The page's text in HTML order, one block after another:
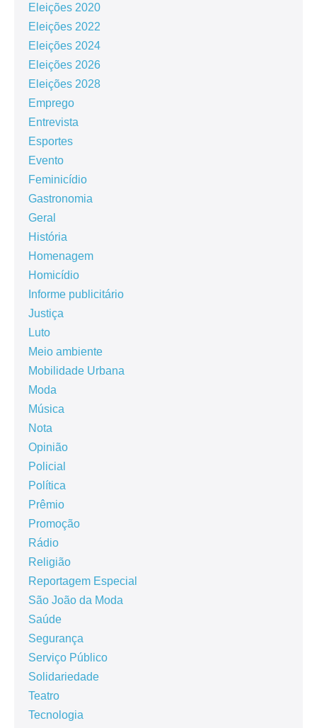
Eleições 2020
Eleições 2022
Eleições 2024
Eleições 2026
Eleições 2028
Emprego
Entrevista
Esportes
Evento
Feminicídio
Gastronomia
Geral
História
Homenagem
Homicídio
Informe publicitário
Justiça
Luto
Meio ambiente
Mobilidade Urbana
Moda
Música
Nota
Opinião
Policial
Política
Prêmio
Promoção
Rádio
Religião
Reportagem Especial
São João da Moda
Saúde
Segurança
Serviço Público
Solidariedade
Teatro
Tecnologia